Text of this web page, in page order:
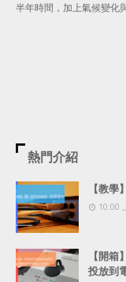
半年時間，加上氣候變化
熱門介紹
【教
10:00
【開
投放到